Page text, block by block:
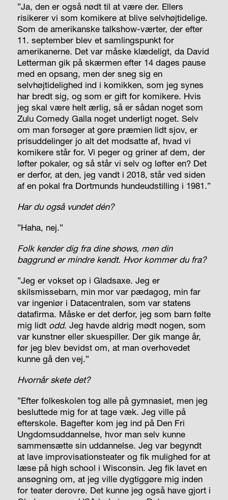
”Ja, den er også nødt til at være der. Ellers
risikerer vi som komikere at blive selvhøjtidelige.
Som de amerikanske talkshow-værter, der efter
11. september blev et samlingspunkt for
amerikanerne. Det var måske klædeligt, da David
Letterman gik på skærmen efter 14 dages pause
med en opsang, men der sneg sig en
selvhøjtidelighed ind i komikken, som jeg synes
har bredt sig, og som er gift for komikere. Hvis
jeg skal være helt ærlig, så er sådan noget som
Zulu Comedy Galla noget underligt noget. Selv
om man forsøger at gøre præmien lidt sjov, er
prisuddelinger jo alt det modsatte af, hvad vi
komikere står for. Vi peger og griner af dem, der
løfter pokaler, og så står vi selv og løfter en? Det
er derfor, at den, jeg vandt i 2018, står ved siden
af en pokal fra Dortmunds hundeudstilling i 1981.”
Har du også vundet dén?
”Haha, nej.”
Folk kender dig fra dine shows, men din
baggrund er mindre kendt. Hvor kommer du fra?
”Jeg er vokset op i Gladsaxe. Jeg er
skilsmissebarn, min mor var pædagog, min far
var ingeniør i Datacentralen, som var statens
datafirma. Måske er det derfor, jeg som barn følte
mig lidt odd. Jeg havde aldrig mødt nogen, som
var kunstner eller skuespiller. Der gik mange år,
før jeg blev bevidst om, at man overhovedet
kunne gå den vej.”
Hvornår skete det?
”Efter folkeskolen tog alle på gymnasiet, men jeg
besluttede mig for at tage væk. Jeg ville på
efterskole. Bagefter kom jeg ind på Den Fri
Ungdomsuddannelse, hvor man selv kunne
sammensætte sin uddannelse. Jeg var begyndt
at lave improvisationsteater og fik mulighed for at
læse på high school i Wisconsin. Jeg fik lavet en
ansøgning om, at jeg ville dygtiggøre mig inden
for teater derovre. Det kunne jeg også have gjort i